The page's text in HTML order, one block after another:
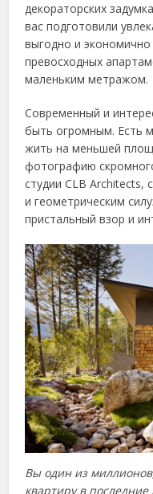
декораторских
вас подготовили
выгодно и
превосходных
маленьким метражом.
Современный и
быть огромным. Есть
жить на меньшей
фотографию
студии CLB
и геометрическим
пристальный взор и
Вы один из
квартиру в